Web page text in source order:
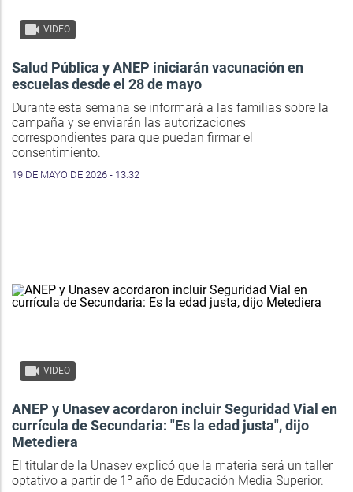
VIDEO
Salud Pública y ANEP iniciarán vacunación en
escuelas desde el 28 de mayo
Durante esta semana se informará a las familias sobre la
campaña y se enviarán las autorizaciones
correspondientes para que puedan firmar el
consentimiento.
19 DE MAYO DE 2026 - 13:32
VIDEO
ANEP y Unasev acordaron incluir Seguridad Vial en
currícula de Secundaria: "Es la edad justa", dijo
Metediera
El titular de la Unasev explicó que la materia será un taller
optativo a partir de 1º año de Educación Media Superior.